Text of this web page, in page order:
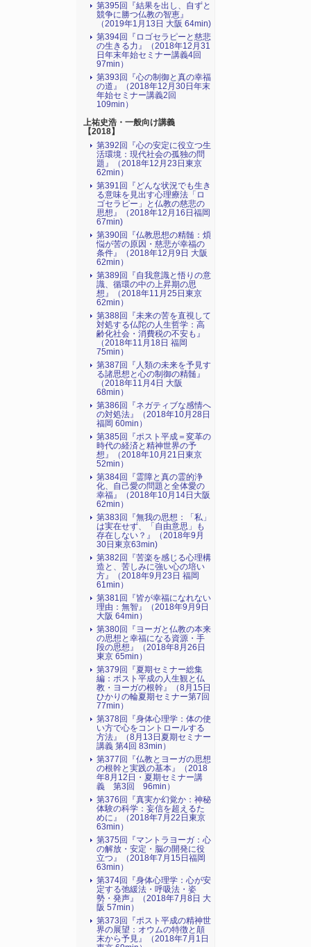
第395回『結果を出し、自ずと
競争に勝つ仏教の智恵』
（2019年1月13日 大阪 64min)
第394回『ロゴセラピーと慈悲
の生きる力』（2018年12月31
日年末年始セミナー講義4回
97min）
第393回『心の制御と真の幸福
の道』（2018年12月30日年末
年始セミナー講義2回
109min）
上祐史浩・一般向け講義
【2018】
第392回『心の安定に役立つ生
活環境：現代社会の孤独の問
題』（2018年12月23日東京
62min）
第391回『どんな状況でも生き
る意味を見出す心理療法「ロ
ゴセラピー」と仏教の慈悲の
思想』（2018年12月16日福岡
67min)
第390回『仏教思想の精髄：煩
悩が苦の原因・慈悲が幸福の
条件』（2018年12月9日 大阪
62min）
第389回『自我意識と悟りの意
識、循環の中の上昇期の思
想』（2018年11月25日東京
62min）
第388回『未来の苦を直視して
対処する仏陀の人生哲学：高
齢化社会・消費税の不安も』
（2018年11月18日 福岡
75min）
第387回『人類の未来を予見す
る諸思想と心の制御の精髄』
（2018年11月4日 大阪
68min）
第386回『ネガティブな感情へ
の対処法』（2018年10月28日
福岡 60min）
第385回『ポスト平成＝変革の
時代の経済と精神世界の予
想』（2018年10月21日東京
52min）
第384回『霊障と真の霊的浄
化、自己愛の問題と全体愛の
幸福』（2018年10月14日大阪
62min）
第383回『無我の思想：「私」
は実在せず、「自由意思」も
存在しない？』（2018年9月
30日東京63min)
第382回『苦楽を感じる心理構
造と、苦しみに強い心の培い
方』（2018年9月23日 福岡
61min）
第381回『皆が幸福になれない
理由：無智』（2018年9月9日
大阪 64min）
第380回『ヨーガと仏教の本来
の思想と幸福になる資源・手
段の思想』（2018年8月26日
東京 65min）
第379回『夏期セミナー総集
編：ポスト平成の人生観と仏
教・ヨーガの根幹』（8月15日
ひかりの輪夏期セミナー第7回
77min）
第378回『身体心理学：体の使
い方で心をコントロールする
方法』（8月13日夏期セミナー
講義 第4回 83min）
第377回『仏教とヨーガの思想
の根幹と実践の基本』（2018
年8月12日・夏期セミナー講
義 第3回 96min）
第376回『真実か幻覚か：神秘
体験の科学：妄信を超えるた
めに』（2018年7月22日東京
63min）
第375回『マントラヨーガ：心
の解放・安定・脳の開発に役
立つ』（2018年7月15日福岡
63min）
第374回『身体心理学：心が安
定する弛緩法・呼吸法・姿
勢・発声』（2018年7月8日 大
阪 57min）
第373回『ポスト平成の精神世
界の展望：オウムの特徴と顛
末から予見』（2018年7月1日